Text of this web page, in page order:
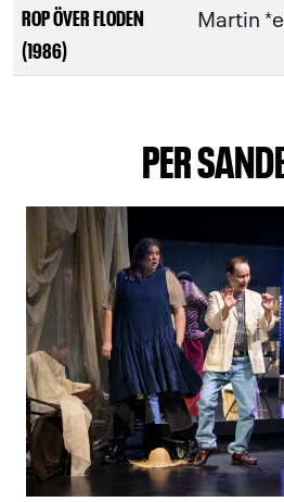
ROP ÖVER FLODEN
(1986)
Martin
PER